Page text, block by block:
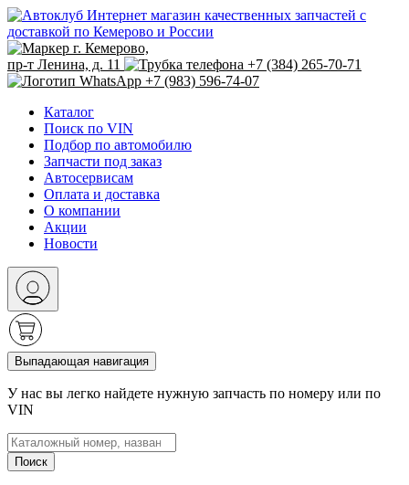
Интернет магазин качественных запчастей с
доставкой по Кемерово и России
г. Кемерово,
пр-т Ленина, д. 11
+7 (384) 265-70-71
+7 (983) 596-74-07
Каталог
Поиск по VIN
Подбор по автомобилю
Запчасти под заказ
Автосервисам
Оплата и доставка
О компании
Акции
Новости
Выпадающая навигация
У нас вы легко найдете нужную запчасть по номеру или по
VIN
Поиск